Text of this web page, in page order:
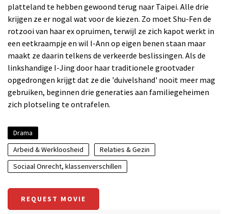
platteland te hebben gewoond terug naar Taipei. Alle drie
krijgen ze er nogal wat voor de kiezen. Zo moet Shu-Fen de
rotzooi van haar ex opruimen, terwijl ze zich kapot werkt in
een eetkraampje en wil I-Ann op eigen benen staan maar
maakt ze daarin telkens de verkeerde beslissingen. Als de
linkshandige I-Jing door haar traditionele grootvader
opgedrongen krijgt dat ze die 'duivelshand' nooit meer mag
gebruiken, beginnen drie generaties aan familiegeheimen
zich plotseling te ontrafelen.
Drama
Arbeid & Werkloosheid
Relaties & Gezin
Sociaal Onrecht, klassenverschillen
REQUEST MOVIE